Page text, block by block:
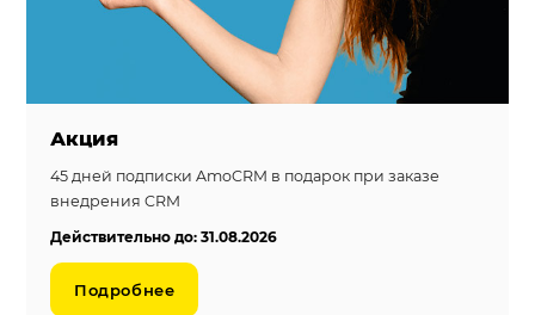
Акция
45 дней подписки AmoCRM в подарок при заказе
внедрения CRM
Действительно до: 31.08.2026
Подробнее